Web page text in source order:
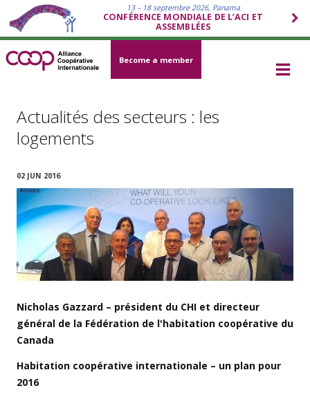
13 – 18 septembre 2026, Panama
CONFÉRENCE MONDIALE DE L’ACI ET
ASSEMBLÉES
Become a member
Actualités des secteurs : les
logements
02 JUN 2016
Nicholas Gazzard – président du CHI et directeur
général de la Fédération de l'habitation coopérative du
Canada
Habitation coopérative internationale – un plan pour
2016